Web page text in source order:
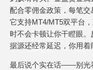
配合零佣金政策，每笔交
它支持MT4/MT5双平台
时不会卡顿让你干瞪眼
据源还经常延迟，你用着
最后说个实在话——别光